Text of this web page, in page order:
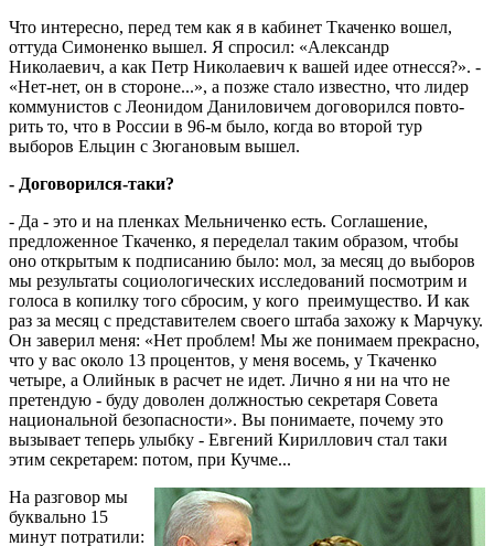
Что интересно, перед тем как я в кабинет Ткаченко вошел,
оттуда Симоненко вышел. Я спросил: «Александр
Николаевич, а как Петр Николаевич к вашей идее отнесся?». -
«Нет-нет, он в стороне...», а позже ста­ло известно, что лидер
коммунистов с Ле­онидом Даниловичем договорился по­вто­
рить то, что в России в 96-м было, ког­да во второй тур
выборов Ельцин с Зю­га­но­вым вышел.
- Договорился-таки?
- Да - это и на пленках Мельниченко есть. Соглашение,
предложенное Ткаченко, я переделал таким образом, чтобы
оно открытым к подписанию было: мол, за месяц до выборов
мы результаты социологических исследований посмотрим и
голоса в копилку того сбросим, у кого пре­иму­щество. И как
раз за месяц с представи­телем своего штаба захожу к Марчуку.
Он заверил меня: «Нет проблем! Мы же понимаем прекрасно,
что у вас около 13 процентов, у меня восемь, у Ткаченко
четыре, а Олийнык в расчет не идет. Лично я ни на что не
претендую - буду доволен должнос­тью секретаря Совета
национальной безопасности». Вы понимаете, почему это
вызы­вает теперь улыбку - Евгений Кириллович стал таки
этим секретарем: потом, при Кучме...
На разговор мы
буквально 15
минут потратили: